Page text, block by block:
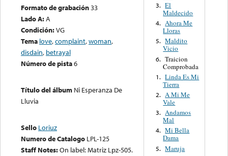
Formato de grabación33
Lado A:A
Condición:VG
Tema love,complaint,woman,
disdain, betrayal
Número de pista6
Título del álbum Ni Esperanza De
Lluvia
Sello Loriuz
Numero de Catalogo LPL-125
Staff Notes:On label: Matriz Lpz-505.
3. El
Maldecido
4. Ahora Me
Lloras
5. Maldito
Vicio
6. Traicion
Comprobada
1. Linda Es Mi
Tierra
2. A Mi Me
Vale
3. Andamos
Mal
4. Mi Bella
Dama
5. Maruja